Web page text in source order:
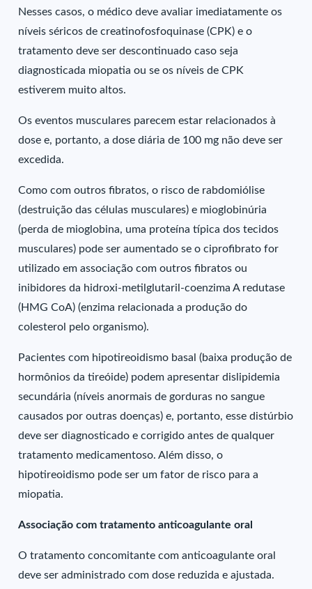
Nesses casos, o médico deve avaliar imediatamente os
níveis séricos de creatinofosfoquinase (CPK) e o
tratamento deve ser descontinuado caso seja
diagnosticada miopatia ou se os níveis de CPK
estiverem muito altos.
Os eventos musculares parecem estar relacionados à
dose e, portanto, a dose diária de 100 mg não deve ser
excedida.
Como com outros fibratos, o risco de rabdomiólise
(destruição das células musculares) e mioglobinúria
(perda de mioglobina, uma proteína típica dos tecidos
musculares) pode ser aumentado se o ciprofibrato for
utilizado em associação com outros fibratos ou
inibidores da hidroxi-metilglutaril-coenzima A redutase
(HMG CoA) (enzima relacionada a produção do
colesterol pelo organismo).
Pacientes com hipotireoidismo basal (baixa produção de
hormônios da tireóide) podem apresentar dislipidemia
secundária (níveis anormais de gorduras no sangue
causados por outras doenças) e, portanto, esse distúrbio
deve ser diagnosticado e corrigido antes de qualquer
tratamento medicamentoso. Além disso, o
hipotireoidismo pode ser um fator de risco para a
miopatia.
Associação com tratamento anticoagulante oral
O tratamento concomitante com anticoagulante oral
deve ser administrado com dose reduzida e ajustada.